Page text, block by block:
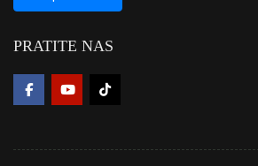
PRATITE NAS